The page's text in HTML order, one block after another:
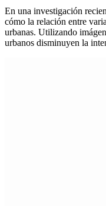
En una investigación
cómo la relación entre
urbanas. Utilizando
urbanos disminuyen la